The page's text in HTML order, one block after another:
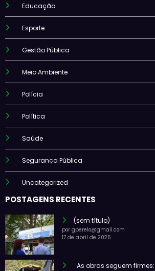
Educação
Esporte
Gestão Pública
Meio Ambiente
Polícia
Política
Saúde
Segurança Pública
Uncategorized
POSTAGENS RECENTES
(sem título)
por gperelo@gmail.com
17 de abril de 2025
As obras seguem